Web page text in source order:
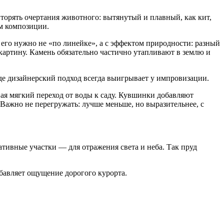
очертания животного: вытянутый и плавный, как кит,
композиции.
нужно не «по линейке», а с эффектом природности: разный
Камень обязательно частично утапливают в землю и
дизайнерский подход всегда выигрывает у импровизации.
переход от воды к саду. Кувшинки добавляют
не перегружать: лучше меньше, но выразительнее, с
участки — для отражения света и неба. Так пруд
ощущение дорогого курорта.